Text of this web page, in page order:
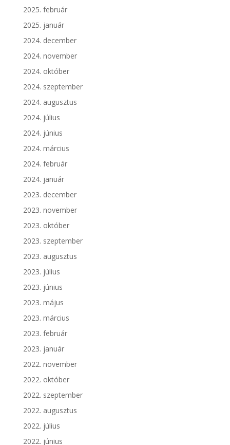
2025. február
2025. január
2024. december
2024. november
2024. október
2024. szeptember
2024. augusztus
2024. július
2024. június
2024. március
2024. február
2024. január
2023. december
2023. november
2023. október
2023. szeptember
2023. augusztus
2023. július
2023. június
2023. május
2023. március
2023. február
2023. január
2022. november
2022. október
2022. szeptember
2022. augusztus
2022. július
2022. június